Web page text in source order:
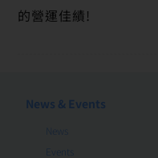
的營運佳績!
News & Events
News